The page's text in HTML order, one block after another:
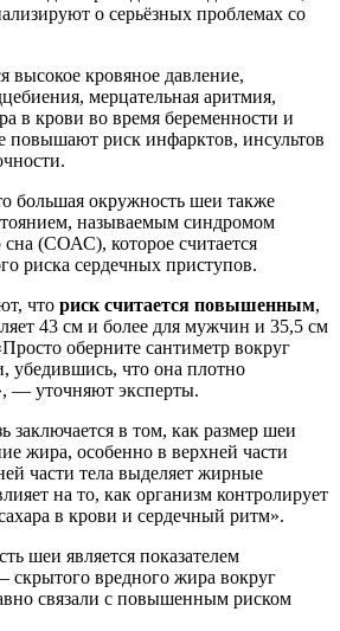
о серьёзных проблемах со
высокое кровяное давление,
мерцательная аритмия,
в крови во время беременности и
повышают риск инфарктов, инсультов
большая окружность шеи также
называемым синдромом
сна (СОАС), которое считается
риска сердечных приступов.
что риск считается повышенным,
43 см и более для мужчин и 35,5 см
оберните сантиметр вокруг
убедившись, что она плотно
— уточняют эксперты.
заключается в том, как размер шеи
жира, особенно в верхней части
части тела выделяет жирные
на то, как организм контролирует
в крови и сердечный ритм».
шеи является показателем
скрытого вредного жира вокруг
связали с повышенным риском